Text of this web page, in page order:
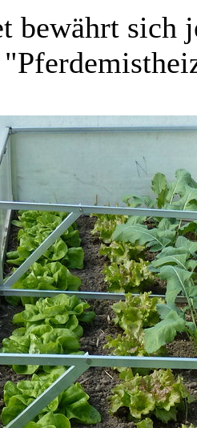
bewährt sich